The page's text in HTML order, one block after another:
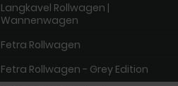
Langkavel Rollwagen |
Wannenwagen
Fetra Rollwagen
Fetra Rollwagen - Grey Edition